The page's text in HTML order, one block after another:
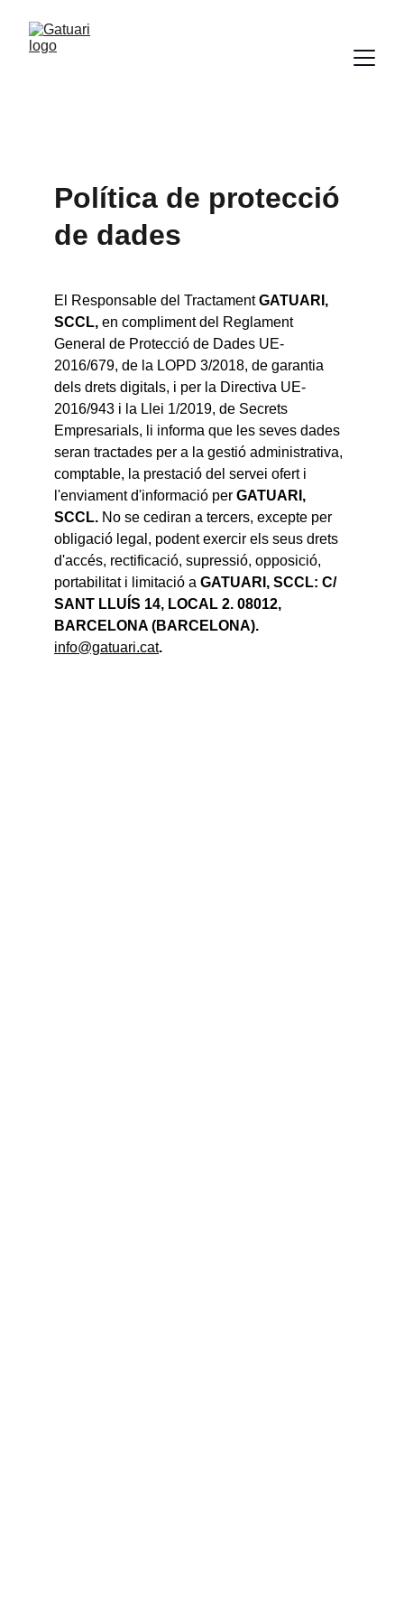
Política de protecció
de dades
El Responsable del Tractament GATUARI,
SCCL, en compliment del Reglament
General de Protecció de Dades UE-
2016/679, de la LOPD 3/2018, de garantia
dels drets digitals, i per la Directiva UE-
2016/943 i la Llei 1/2019, de Secrets
Empresarials, li informa que les seves dades
seran tractades per a la gestió administrativa,
comptable, la prestació del servei ofert i
l'enviament d'informació per GATUARI,
SCCL. No se cediran a tercers, excepte per
obligació legal, podent exercir els seus drets
d'accés, rectificació, supressió, opposició,
portabilitat i limitació a GATUARI, SCCL: C/
SANT LLUÍS 14, LOCAL 2. 08012,
BARCELONA (BARCELONA).
info@gatuari.cat.